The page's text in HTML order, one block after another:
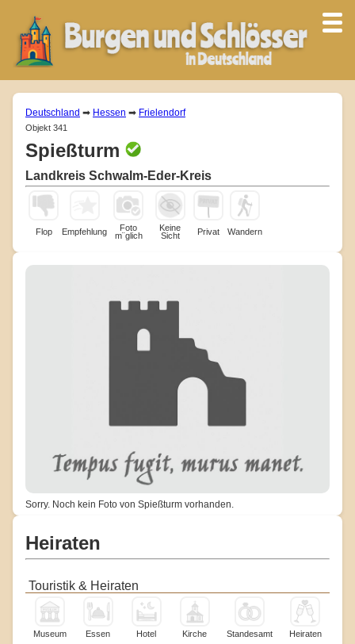
Deutschland ➡ Hessen ➡ Frielendorf
Objekt 341
Spießturm
Landkreis Schwalm-Eder-Kreis
Flop Empfehlung
Foto
m¨glich
Keine
Sicht
Privat Wandern
Sorry. Noch kein Foto von Spießturm vorhanden.
Heiraten
Touristik & Heiraten
Museum Essen Hotel Kirche Standesamt Heiraten